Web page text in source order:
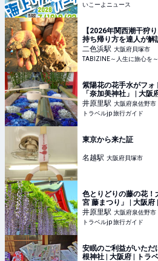
いこーよニュース
【2026年関西潮干狩
持ち帰り方を達人が解
二色浜駅 大阪府貝塚市
TABIZINE～人生に旅心を～
紫陽花の花手水がフォ
「奈加美神社」 | 大
井原里駅 大阪府泉佐野市
トラベルjp 旅行ガイド
東京から来た証
名越駅 大阪府貝塚市
色とりどりの藤の花！
宮 藤まつり」 | 大阪府
井原里駅 大阪府泉佐野市
トラベルjp 旅行ガイド
安眠のご利益がいただ
根神社 | 大阪府 | トラ